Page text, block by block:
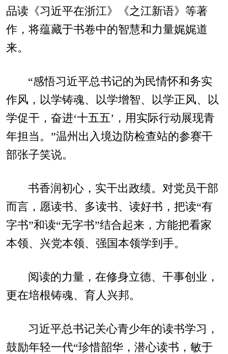
品读《习近平在浙江》《之江新语》等著
作，将蕴藏于书卷中的智慧和力量娓娓道
来。
“感悟习近平总书记的为民情怀和务实
作风，以学铸魂、以学增智、以学正风、以
学促干，奋进‘十五五’，用实际行动展现青
年担当。”温州出入境边防检查站的参赛干
部张子笑说。
书香润初心，实干出政绩。对党员干部
而言，愿读书、多读书、读好书，把读“有
字书”和读“无字书”结合起来，方能把看家
本领、兴党本领、强国本领学到手。
阅读的力量，在修身立德、干事创业，
更在培根铸魂、育人兴邦。
习近平总书记关心青少年的读书学习，
鼓励年轻一代“珍惜韶华，潜心读书，敏于